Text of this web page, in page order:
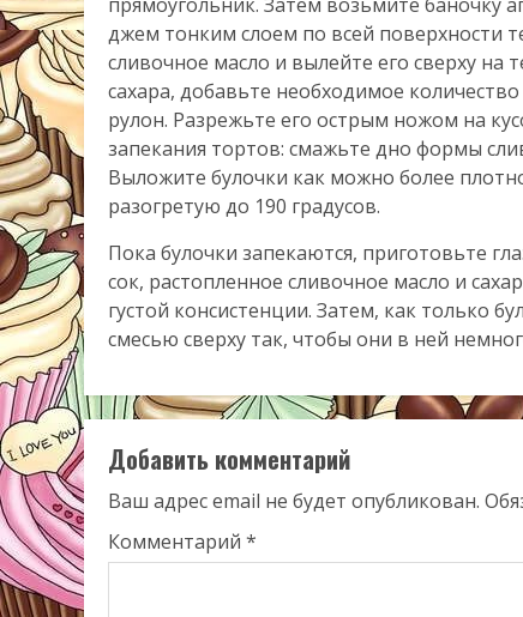
джем тонким слоем по всей поверхности
сливочное масло и вылейте его сверху на
сахара, добавьте необходимое
рулон. Разрежьте его острым ножом на
запекания тортов: смажьте дно формы
Выложите булочки как можно более
разогретую до 190 градусов.
Пока булочки запекаются, приготовьте
сок, растопленное сливочное масло и
густой консистенции. Затем, как только
смесью сверху так, чтобы они в ней
Добавить комментарий
Ваш адрес email не будет опубликован.
Комментарий *